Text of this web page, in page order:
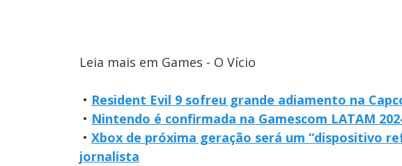
Leia mais em Games - O Vício
• Resident Evil 9 sofreu grande adiamento na
• Nintendo é confirmada na Gamescom LATAM
• Xbox de próxima geração será um “dispositivo
jornalista